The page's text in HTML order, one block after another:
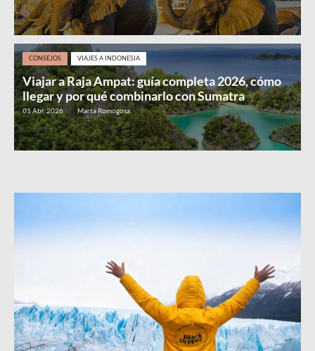
Viajar a Raja Ampat: guía completa 2026, cómo
llegar y por qué combinarlo con Sumatra
CONSEJOS VIAJES A INDONESIA
01 Abr, 2026 Marta Romogosa